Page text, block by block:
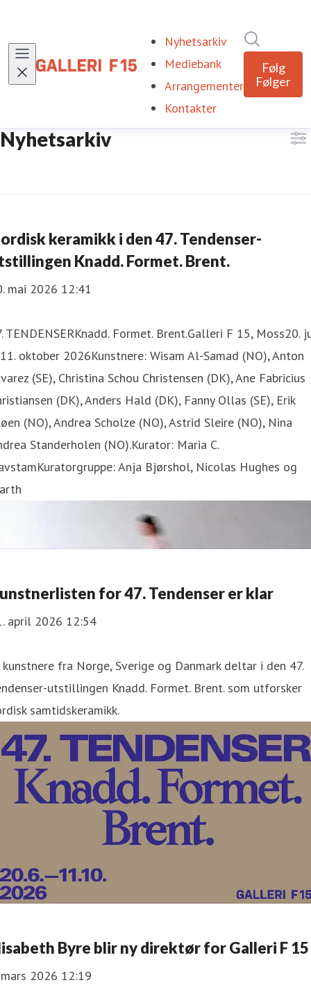
Nyhetsarkiv (current)
Mediebank
Arrangementer
Kontakter
Følg
Følger
Nyhetsarkiv
keramikk i den 47. Tendenser-
Knadd. Formet. Brent.
mai 2026 12:41
TENDENSERKnadd. Formet. Brent.Galleri F 15, Moss20.
oktober 2026Kunstnere: Wisam Al-Samad (NO), Anton
(SE), Christina Schou Christensen (DK), Ane Fabricius
(DK), Anders Hald (DK), Fanny Ollas (SE), Erik
(NO), Andrea Scholze (NO), Astrid Sleire (NO), Nina
Standerholen (NO).Kurator: Maria C.
Anja Bjørshol, Nicolas Hughes og
for 47. Tendenser er klar
april 2026 12:54
fra Norge, Sverige og Danmark deltar i den 47.
utstillingen Knadd. Formet. Brent. som utforsker
samtidskeramikk.
Byre blir ny direktør for Galleri F 15
2026 12:19